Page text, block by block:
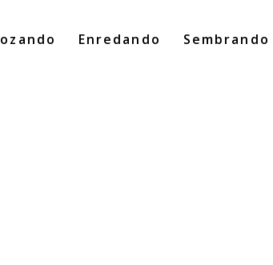
Enredando Sembrando